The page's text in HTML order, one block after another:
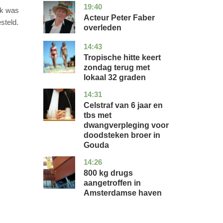
was
19:40
noord-
holland
glossy
Acteur Peter Faber
overleden
14:43
utrecht
nieuws
Tropische hitte keert
zondag terug met
lokaal 32 graden
14:31
zuid-
holland
nieuws
Celstraf van 6 jaar en
tbs met
dwangverpleging voor
doodsteken broer in
Gouda
14:26
noord-
holland
nieuws
800 kg drugs
aangetroffen in
Amsterdamse haven